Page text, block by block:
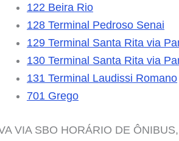
122 Beira Rio
128 Terminal Pedroso Senai
129 Terminal Santa Rita via
130 Terminal Santa Rita via
131 Terminal Laudissi Romano
701 Grego
VIA SBO HORÁRIO DE